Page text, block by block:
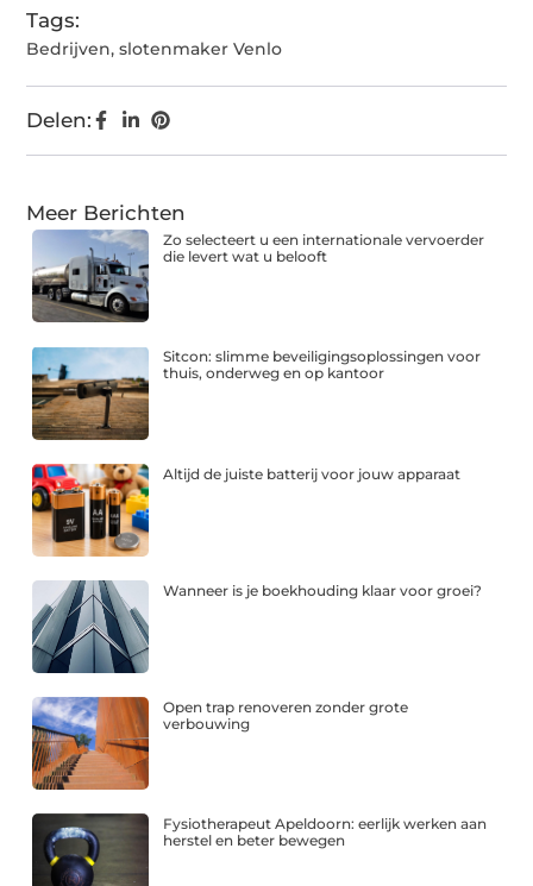
Tags:
Bedrijven,slotenmaker Venlo
Delen:
Meer Berichten
Zo selecteert u een internationale vervoerder
die levert wat u belooft
Sitcon: slimme beveiligingsoplossingen voor
thuis, onderweg en op kantoor
Altijd de juiste batterij voor jouw apparaat
Wanneer is je boekhouding klaar voor groei?
Open trap renoveren zonder grote
verbouwing
Fysiotherapeut Apeldoorn: eerlijk werken aan
herstel en beter bewegen